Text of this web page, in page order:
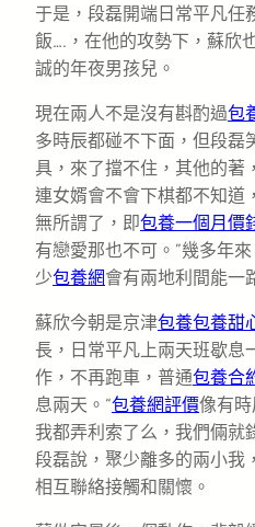
于是，段磊開端日常平凡任
飯….，在他的攻勢下，蘇欣
誠的年夜男孩兒。
現在兩人不是沒有斟酌過包
多時辰都碰不下面，但段磊
具，來了擋不住，其他的著
連女婿會不會下棋都不知道
無所謂了，即包養一個月價
有戀愛那也不可。”幾多年
少包養網會有兩地利間能一
蘇欣今朝是京津包養包養甜
長，日常平凡上兩天班歇息
作，不再跑車，普通包養合
息兩天。“包養網評價像有
我都弄利索了么，我們倆就
段磊說，聚少離多的兩小我
相互聯絡接觸和關懷。